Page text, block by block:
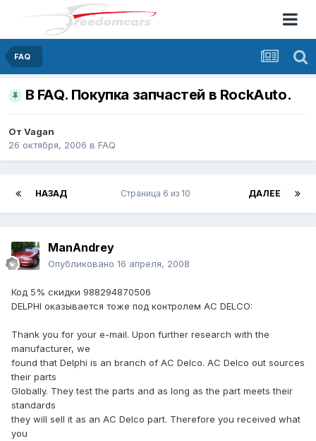
FAQ
В FAQ. Покупка запчастей в RockAuto.
От Vagan
26 октября, 2006 в FAQ
НАЗАД ДАЛЕЕ
Страница 6 из 10
ManAndrey
Опубликовано 16 апреля, 2008
Код 5% скидки 988294870506
DELPHI оказывается тоже под контролем AC DELCO:
Thank you for your e-mail. Upon further research with the
manufacturer, we
found that Delphi is an branch of AC Delco. AC Delco out sources
their parts
Globally. They test the parts and as long as the part meets their
standards
they will sell it as an AC Delco part. Therefore you received what
you